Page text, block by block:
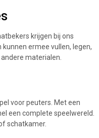
krijgen bij ons
ermee vullen, legen,
materialen.
voor peuters. Met een
een complete speelwereld.
schatkamer.